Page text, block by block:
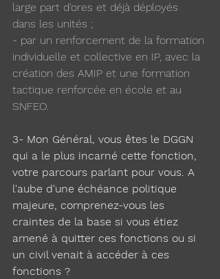
large part d'ores et déjà déployés
dans les unités ;
- par un renforcement de la formation
individuelle et collective en IP, avec la
création des AMIP et une formation
tactique renforcée en école et au
SNFEO.
3- Mon Général, vous êtes le DGGN
qui a le plus incarné cette fonction,
votre parcours parlant pour vous. A
l'aube d'une échéance politique
majeure, comprenez-vous les
craintes de la base si vous étiez
amené à quitter ces fonctions ou si
un civil venait à accéder à ces
fonctions ?